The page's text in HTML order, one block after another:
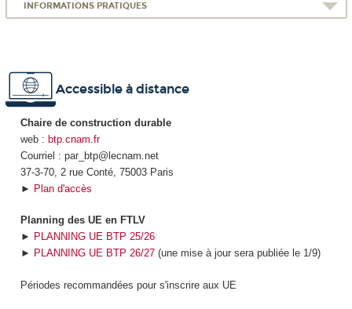
INFORMATIONS PRATIQUES
Accessible à distance
Chaire de construction durable
web : btp.cnam.fr
Courriel : par_btp@lecnam.net
37-3-70, 2 rue Conté, 75003 Paris
► Plan d'accès
Planning des UE en FTLV
► PLANNING UE BTP 25/26
► PLANNING UE BTP 26/27(une mise à jour sera publiée le 1/9)
Périodes recommandées pour s'inscrire aux UE